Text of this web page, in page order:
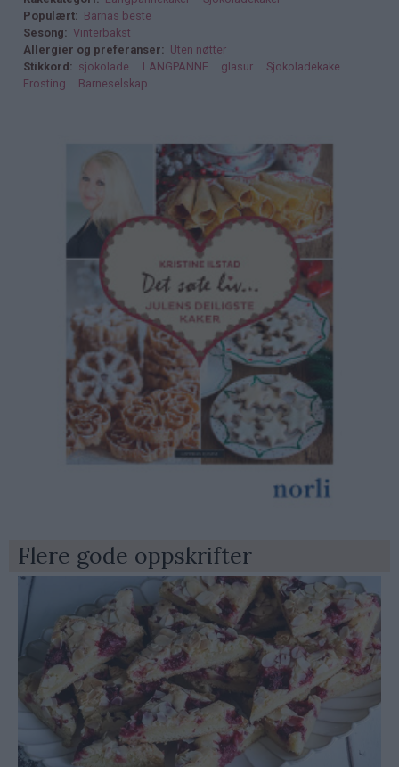
Populært
Barnas beste
Sesong
Vinterbakst
Allergier og preferanser
Uten nøtter
Stikkord
sjokolade LANGPANNE glasur
Sjokoladekake
Frosting
Barneselskap